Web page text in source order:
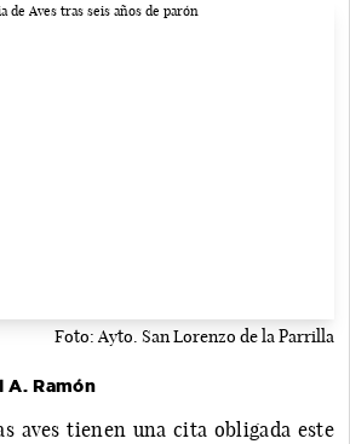
Foto: Ayto. San Lorenzo de la Parrilla
A. Ramón
aves tienen una cita obligada este